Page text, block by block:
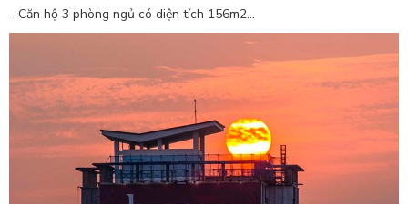
- Căn hộ 3 phòng ngủ có diện tích 156m2...